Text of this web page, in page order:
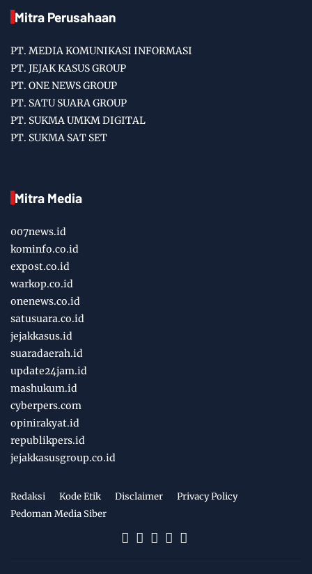
Mitra Perusahaan
PT. MEDIA KOMUNIKASI INFORMASI
PT. JEJAK KASUS GROUP
PT. ONE NEWS GROUP
PT. SATU SUARA GROUP
PT. SUKMA UMKM DIGITAL
PT. SUKMA SAT SET
Mitra Media
007news.id
kominfo.co.id
expost.co.id
warkop.co.id
onenews.co.id
satusuara.co.id
jejakkasus.id
suaradaerah.id
update24jam.id
mashukum.id
cyberpers.com
opinirakyat.id
republikpers.id
jejakkasusgroup.co.id
Redaksi Kode Etik Disclaimer
Privacy Policy
Pedoman Media Siber